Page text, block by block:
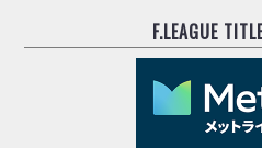
F.LEAGUE